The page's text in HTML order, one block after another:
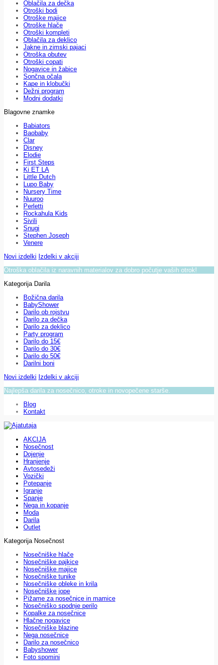
Oblačila za dečka
Otroški bodi
Otroške majice
Otroške hlače
Otroški kompleti
Oblačila za deklico
Jakne in zimski pajaci
Otroška obutev
Otroški copati
Nogavice in žabice
Sončna očala
Kape in klobučki
Dežni program
Modni dodatki
Blagovne znamke
Babiators
Baobaby
Clar
Disney
Elodie
First Steps
Ki ET LA
Little Dutch
Lupo Baby
Nursery Time
Nuuroo
Perletti
Rockahula Kids
Sivili
Snugi
Stephen Joseph
Venere
Novi izdelki Izdelki v akciji
Otroška oblačila iz naravnih materialov za dobro počutje vaših otrok!
Kategorija Darila
Božična darila
BabyShower
Darilo ob rojstvu
Darilo za dečka
Darilo za deklico
Party program
Darilo do 15€
Darilo do 30€
Darilo do 50€
Darilni boni
Novi izdelki Izdelki v akciji
Najlepša darila za nosečnico, otroke in novopečene starše.
Blog
Kontakt
AKCIJA
Nosečnost
Dojenje
Hranjenje
Avtosedeži
Vozički
Potepanje
Igranje
Spanje
Nega in kopanje
Moda
Darila
Outlet
Kategorija Nosečnost
Nosečniške hlače
Nosečniške pajkice
Nosečniške majice
Nosečniške tunike
Nosečniške obleke in krila
Nosečniške jope
Pižame za nosečnice in mamice
Nosečniško spodnje perilo
Kopalke za nosečnice
Hlačne nogavice
Nosečniške blazine
Nega nosečnice
Darilo za nosečnico
Babyshower
Foto spomini